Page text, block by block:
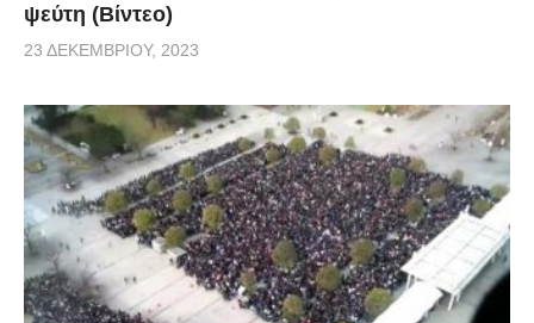
ψεύτη (Βίντεο)
23 ΔΕΚΕΜΒΡΊΟΥ, 2023